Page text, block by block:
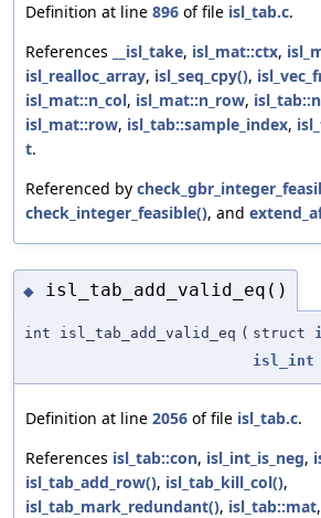
Definition at line 896 of file isl_tab.c.
References
__isl_take, isl_mat::ctx,
isl_realloc_array, isl_seq_cpy(),
isl_mat::n_col, isl_mat::n_row,
isl_mat::row, isl_tab::sample_index,
t.
Referenced by
check_integer_feasible(), and
◆ isl_tab_add_valid_eq()
int isl_tab_add_valid_eq ( struct
isl_int
Definition at line 2056 of file isl_tab.c.
References isl_tab::con, isl_int_is_neg,
isl_tab_add_row(), isl_tab_kill_col(),
isl_tab_mark_redundant(), isl_tab::mat,